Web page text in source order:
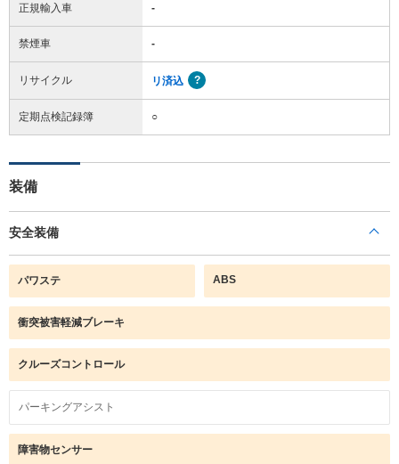
正規輸入車 -
禁煙車 -
リサイクル リ済込
定期点検記録簿 ○
装備
安全装備
パワステ ABS
衝突被害軽減ブレーキ
クルーズコントロール
パーキングアシスト
障害物センサー